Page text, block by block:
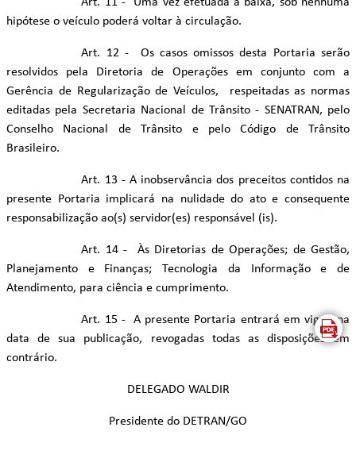
hipótese o veículo poderá voltar à circulação.
Art. 12 - Os casos omissos desta Portaria serão
resolvidos pela Diretoria de Operações em conjunto com a
Gerência de Regularização de Veículos, respeitadas as normas
editadas pela Secretaria Nacional de Trânsito - SENATRAN, pelo
Conselho Nacional de Trânsito e pelo Código de Trânsito
Brasileiro.
Art. 13 - A inobservância dos preceitos contidos na
presente Portaria implicará na nulidade do ato e consequente
responsabilização ao(s) servidor(es) responsável (is).
Art. 14 - Às Diretorias de Operações; de Gestão,
Planejamento e Finanças; Tecnologia da Informação e de
Atendimento, para ciência e cumprimento.
Art. 15 - A presente Portaria entrará em vigor, na
data de sua publicação, revogadas todas as disposições em
contrário.
DELEGADO WALDIR
Presidente do DETRAN/GO